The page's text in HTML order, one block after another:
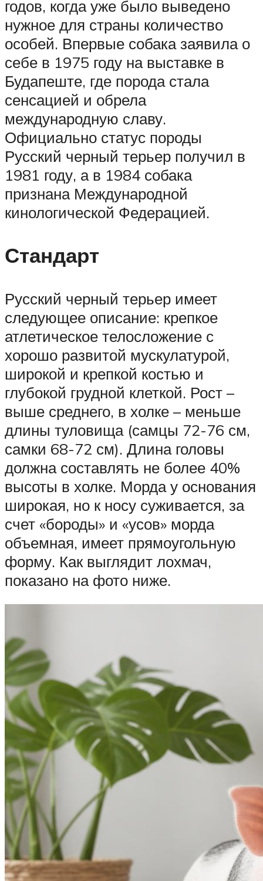
годов, когда уже было выведено
нужное для страны количество
особей. Впервые собака заявила о
себе в 1975 году на выставке в
Будапеште, где порода стала
сенсацией и обрела
международную славу.
Официально статус породы
Русский черный терьер получил в
1981 году, а в 1984 собака
признана Международной
кинологической Федерацией.
Стандарт
Русский черный терьер имеет
следующее описание: крепкое
атлетическое телосложение с
хорошо развитой мускулатурой,
широкой и крепкой костью и
глубокой грудной клеткой. Рост –
выше среднего, в холке – меньше
длины туловища (самцы 72-76 см,
самки 68-72 см). Длина головы
должна составлять не более 40%
высоты в холке. Морда у основания
широкая, но к носу суживается, за
счет «бороды» и «усов» морда
объемная, имеет прямоугольную
форму. Как выглядит лохмач,
показано на фото ниже.